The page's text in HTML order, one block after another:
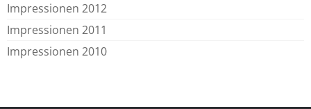
Impressionen 2012
Impressionen 2011
Impressionen 2010